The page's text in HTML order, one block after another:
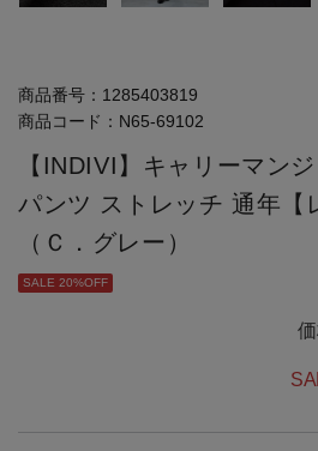
商品番号： 1285403819
商品コード： N65-69102
【INDIVI】キャリーマン
パンツ ストレッチ 通年【
（Ｃ．グレー）
SALE 20%OFF